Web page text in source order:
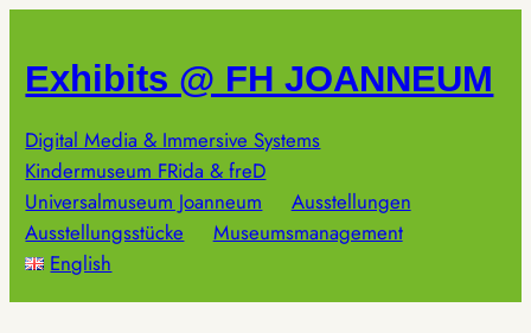
springen
Exhibits @ FH JOANNEUM
Digital Media & Immersive Systems
Kindermuseum FRida & freD
Universalmuseum Joanneum
Ausstellungen
Ausstellungsstücke
Museumsmanagement
English